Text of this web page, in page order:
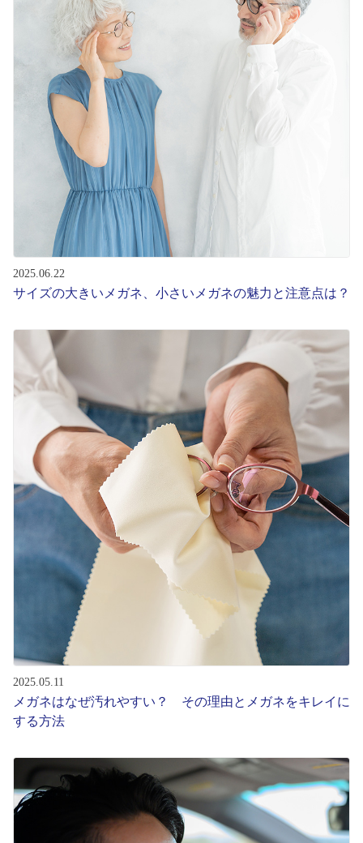
2025.06.22
サイズの大きいメガネ、小さいメガネの魅力と注意点は？
2025.05.11
メガネはなぜ汚れやすい？ その理由とメガネをキレイに
する方法